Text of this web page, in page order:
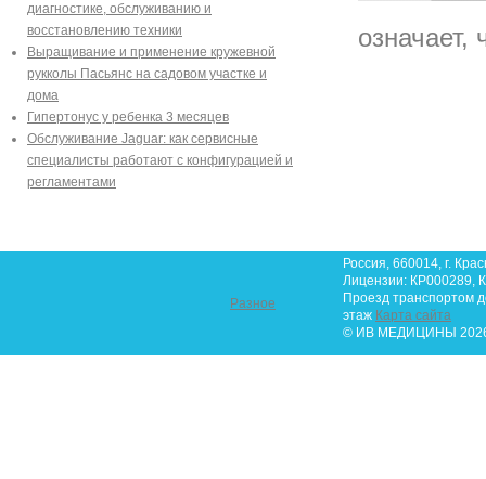
диагностике, обслуживанию и
восстановлению техники
Выращивание и применение кружевной
рукколы Пасьянс на садовом участке и
дома
Гипертонус у ребенка 3 месяцев
Обслуживание Jaguar: как сервисные
специалисты работают с конфигурацией и
регламентами
означает,
Разное
Россия, 660014, г.
Лицензии: КР000289,
Проезд транспортом
этаж Карта сайта
© ИВ МЕДИЦИНЫ